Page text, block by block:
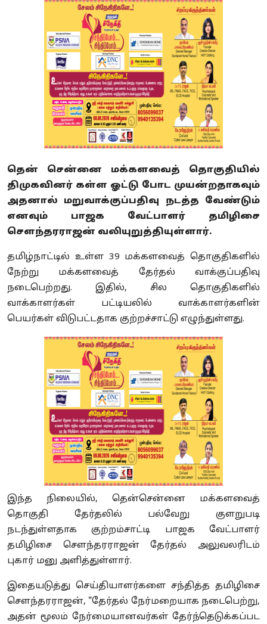
தென் சென்னை மக்களவைத் தொகுதியில்
திமுகவினர் கள்ள ஓட்டு போட முயன்றதாகவும்
அதனால் மறுவாக்குப்பதிவு நடத்த வேண்டும்
எனவும் பாஜக வேட்பாளர் தமிழிசை
செளந்தரராஜன் வலியுறுத்தியுள்ளார்.
தமிழ்நாட்டில் உள்ள 39 மக்களவைத் தொகுதிகளில்
நேற்று மக்களவைத் தேர்தல் வாக்குப்பதிவு
நடைபெற்றது. இதில், சில தொகுதிகளில்
வாக்காளர்கள் பட்டியலில் வாக்காளர்களின்
பெயர்கள் விடுபட்டதாக குற்றச்சாட்டு எழுந்துள்ளது.
இந்த நிலையில், தென்சென்னை மக்களவைத்
தொகுதி தேர்தலில் பல்வேறு குளறுபடி
நடந்துள்ளதாக குற்றம்சாட்டி பாஜக வேட்பாளர்
தமிழிசை செளந்தரராஜன் தேர்தல் அலுவலரிடம்
புகார் மனு அளித்துள்ளார்.
இதையடுத்து செய்தியாளர்களை சந்தித்த தமிழிசை
செளந்தரராஜன், "தேர்தல் நேர்மறையாக நடைபெற்று,
அதன் மூலம் நேர்மையானவர்கள் தேர்ந்தெடுக்கப்பட